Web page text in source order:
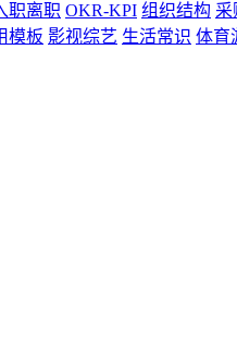
职离职 OKR-KPI 组织结构 采
模板 影视综艺 生活常识 体育